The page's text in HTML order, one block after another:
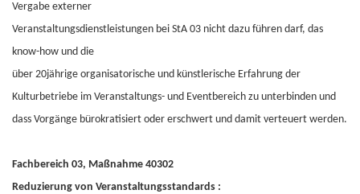
Vergabe externer
Veranstaltungsdienstleistungen bei StA 03 nicht dazu führen darf, das
know-how und die
über 20jährige organisatorische und künstlerische Erfahrung der
Kulturbetriebe im Veranstaltungs- und Eventbereich zu unterbinden und
dass Vorgänge bürokratisiert oder erschwert und damit verteuert werden.
Fachbereich 03, Maßnahme 40302
Reduzierung von Veranstaltungsstandards :